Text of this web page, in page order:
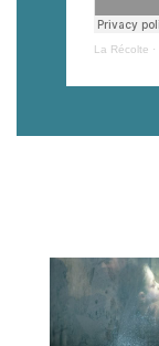
La Récolte ·